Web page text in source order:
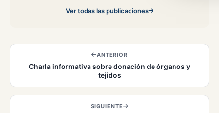
Ver todas las publicaciones
ANTERIOR
Charla informativa sobre donación de órganos y
tejidos
SIGUIENTE